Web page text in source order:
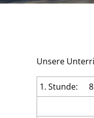
Unsere
1. Stunde: